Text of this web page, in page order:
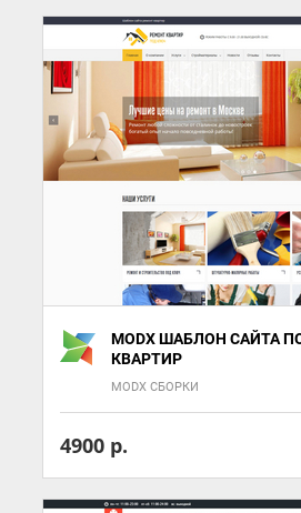
MODX ШАБЛОН САЙТА
КВАРТИР
MODX СБОРКИ
4900 р.